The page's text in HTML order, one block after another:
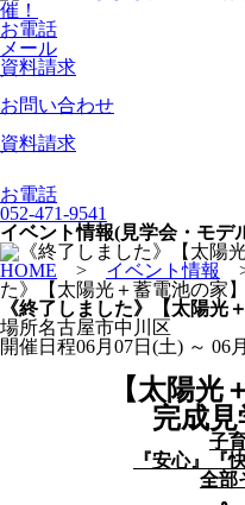
お電話
メール
資料請求
お問い合わせ
資料請求
お電話
052-471-9541
イベント情報(見学会・モデ
HOME > イベント情報
た》【太陽光＋蓄電池の家
《終了しました》【太陽光
場所名古屋市中川区
開催日程06月07日(土) ～ 06
【太陽光
完成見
子
『安心』『
全部